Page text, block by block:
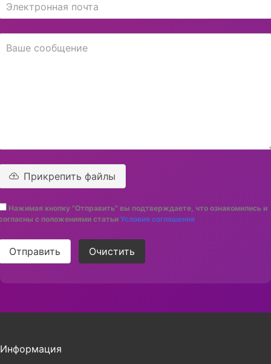
Прикрепить файлы
Нажимая кнопку "Отправить" вы подтверждаете, что ознакомились и
с положениями статьи Условия соглашения
Отправить Очистить
Информация